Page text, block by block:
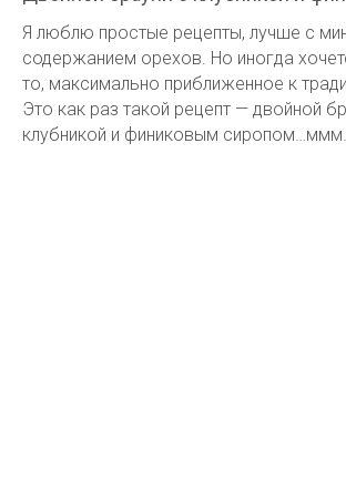
Я люблю простые рецепты, лучше с
содержанием орехов. Но иногда
то, максимально приближенное к
Это как раз такой рецепт — двойной
клубникой и финиковым сиропом…ммм…